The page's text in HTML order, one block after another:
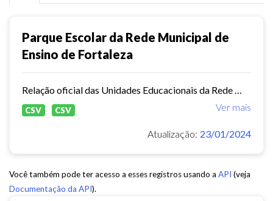
Parque Escolar da Rede Municipal de
Ensino de Fortaleza
Ver mais
CSV CSV
Atualização: 23/01/2024
Você também pode ter acesso a esses registros usando a API (veja
Documentação da API).